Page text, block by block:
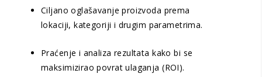
Ciljano oglašavanje proizvoda prema
lokaciji, kategoriji i drugim parametrima.
Praćenje i analiza rezultata kako bi se
maksimizirao povrat ulaganja (ROI).